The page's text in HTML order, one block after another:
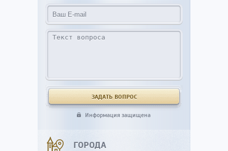
Информация защищена
ГОРОДА